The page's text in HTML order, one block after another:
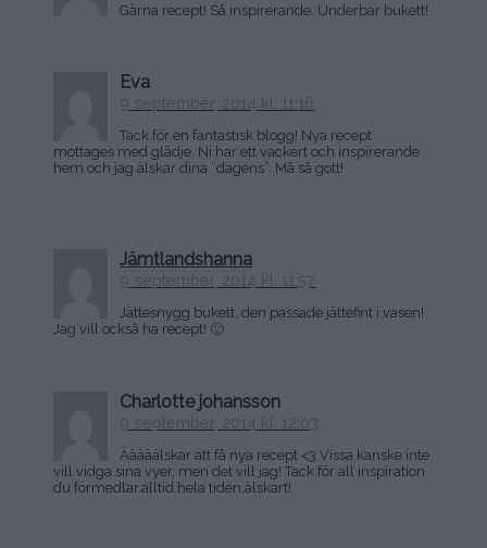
Gärna recept! Så inspirerande. Underbar bukett!
Eva
9 september, 2014 kl. 11:16
Tack för en fantastisk blogg! Nya recept
mottages med glädje. Ni har ett vackert och inspirerande
hem och jag älskar dina ”dagens”. Må så gott!
Jämtlandshanna
9 september, 2014 kl. 11:57
Jättesnygg bukett, den passade jättefint i vasen!
Jag vill också ha recept! 🙂
Charlotte johansson
9 september, 2014 kl. 12:03
Ääääälskar att få nya recept <3 Vissa kanske inte
vill vidga sina vyer, men det vill jag! Tack för all inspiration
du förmedlar.alltid.hela tiden.älskart!